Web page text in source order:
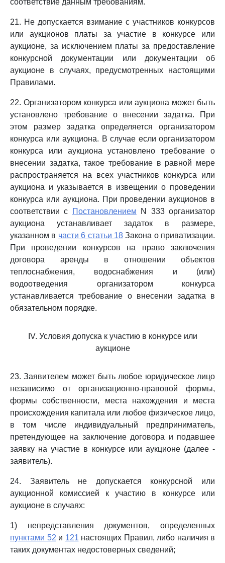
соответствие данным требованиям.
21. Не допускается взимание с участников конкурсов
или аукционов платы за участие в конкурсе или
аукционе, за исключением платы за предоставление
конкурсной документации или документации об
аукционе в случаях, предусмотренных настоящими
Правилами.
22. Организатором конкурса или аукциона может быть
установлено требование о внесении задатка. При
этом размер задатка определяется организатором
конкурса или аукциона. В случае если организатором
конкурса или аукциона установлено требование о
внесении задатка, такое требование в равной мере
распространяется на всех участников конкурса или
аукциона и указывается в извещении о проведении
конкурса или аукциона. При проведении аукционов в
соответствии с
Постановлением N 333 организатор
аукциона устанавливает задаток в размере,
указанном в части 6 статьи 18Закона о приватизации.
При проведении конкурсов на право заключения
договора аренды в отношении объектов
теплоснабжения, водоснабжения и (или)
водоотведения организатором конкурса
устанавливается требование о внесении задатка в
обязательном порядке.
IV. Условия допуска к участию в конкурсе или
аукционе
23. Заявителем может быть любое юридическое лицо
независимо от организационно-правовой формы,
формы собственности, места нахождения и места
происхождения капитала или любое физическое лицо,
в том числе индивидуальный предприниматель,
претендующее на заключение договора и подавшее
заявку на участие в конкурсе или аукционе (далее -
заявитель).
24. Заявитель не допускается конкурсной или
аукционной комиссией к участию в конкурсе или
аукционе в случаях:
1) непредставления документов, определенных
пунктами 52 и 121 настоящих Правил, либо наличия в
таких документах недостоверных сведений;